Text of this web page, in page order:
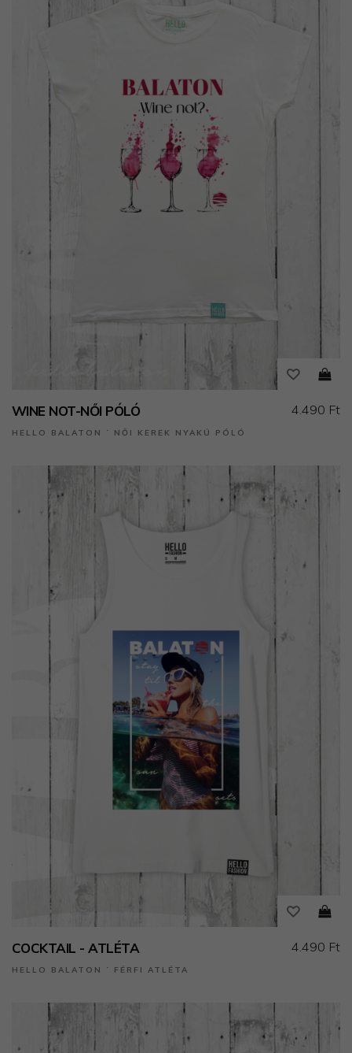
WINE NOT-NŐI PÓLÓ
HELLO BALATON ˙ NŐI KEREK NYAKÚ PÓLÓ
4.490 Ft
COCKTAIL - ATLÉTA
HELLO BALATON ˙ FÉRFI ATLÉTA
4.490 Ft